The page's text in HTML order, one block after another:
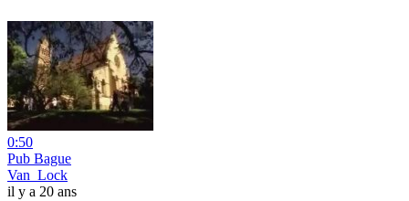
0:50
Pub Bague
Van_Lock
il y a 20 ans